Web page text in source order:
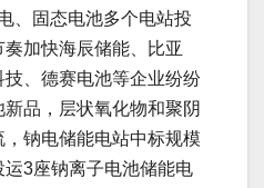
、固态电池多个电站投
加快海辰储能、比亚
、德赛电池等企业纷纷
品，层状氧化物和聚阴
钠电储能电站中标规模
3座钠离子电池储能电